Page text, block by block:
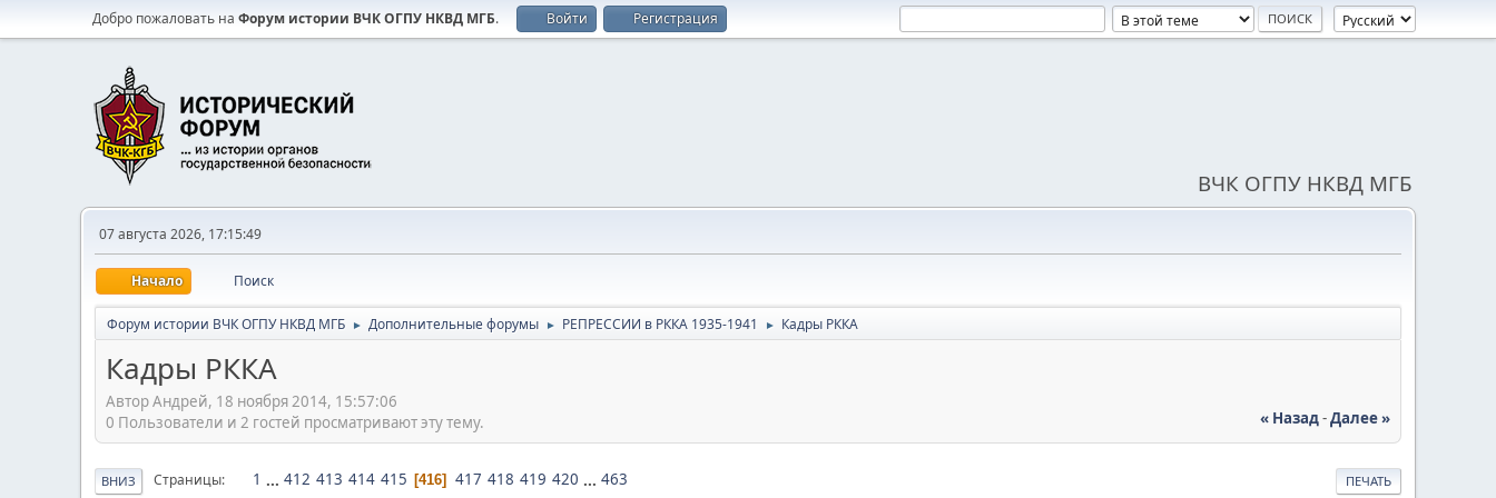
Добро пожаловать на Форум истории ВЧК ОГПУ НКВД МГБ. Войти Регистрация
ВЧК ОГПУ НКВД МГБ
07 августа 2026, 17:15:49
Начало Поиск
Форум истории ВЧК ОГПУ НКВД МГБ ► Дополнительные форумы ► РЕПРЕССИИ в РККА 1935-1941 ► Кадры РККА
Кадры РККА
Автор Андрей, 18 ноября 2014, 15:57:06
« Назад-Далее »
0 Пользователи и 2 гостей просматривают эту тему.
ПЕЧАТЬ
ВНИЗ Страницы 1 ... 412 413 414 415 416 417 418 419 420 ... 463